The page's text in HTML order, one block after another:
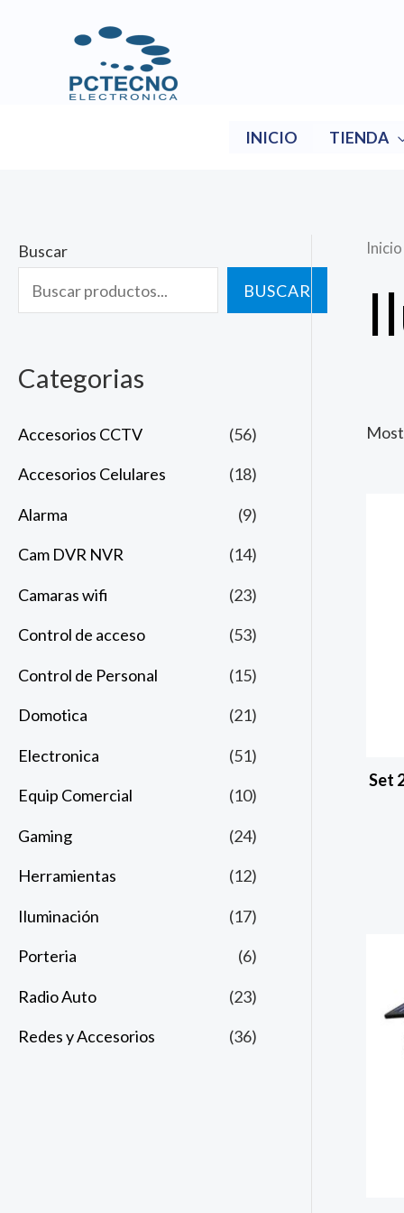
contenido
INICIO TIENDA
Buscar
BUSCAR
Categorias
Accesorios CCTV (56)
Accesorios Celulares (18)
Alarma (9)
Cam DVR NVR (14)
Camaras wifi (23)
Control de acceso (53)
Control de Personal (15)
Domotica (21)
Electronica (51)
Equip Comercial (10)
Gaming (24)
Herramientas (12)
Iluminación (17)
Porteria (6)
Radio Auto (23)
Redes y Accesorios (36)
Inicio
Set